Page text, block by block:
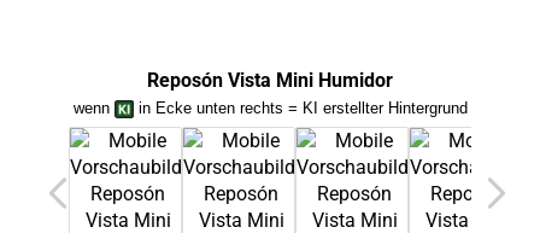
Reposón Vista Mini Humidor
wenn in Ecke unten rechts = KI erstellter Hintergrund